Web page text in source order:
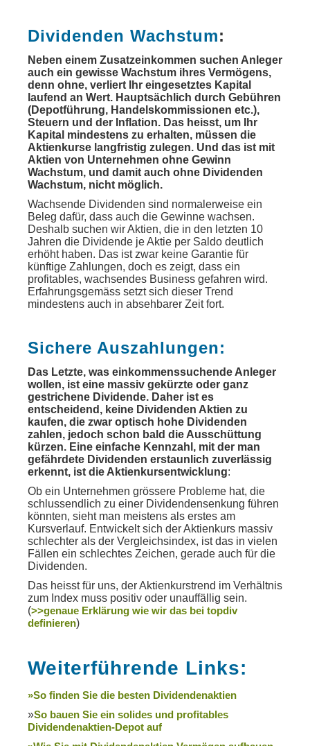
Dividenden Wachstum:
Neben einem Zusatzeinkommen suchen Anleger
auch ein gewisse Wachstum ihres Vermögens,
denn ohne, verliert Ihr eingesetztes Kapital
laufend an Wert. Hauptsächlich durch Gebühren
(Depotführung, Handelskommissionen etc.),
Steuern und der Inflation. Das heisst, um Ihr
Kapital mindestens zu erhalten, müssen die
Aktienkurse langfristig zulegen. Und das ist mit
Aktien von Unternehmen ohne Gewinn
Wachstum, und damit auch ohne Dividenden
Wachstum, nicht möglich.
Wachsende Dividenden sind normalerweise ein
Beleg dafür, dass auch die Gewinne wachsen.
Deshalb suchen wir Aktien, die in den letzten 10
Jahren die Dividende je Aktie per Saldo deutlich
erhöht haben. Das ist zwar keine Garantie für
künftige Zahlungen, doch es zeigt, dass ein
profitables, wachsendes Business gefahren wird.
Erfahrungsgemäss setzt sich dieser Trend
mindestens auch in absehbarer Zeit fort.
Sichere Auszahlungen:
Das Letzte, was einkommenssuchende Anleger
wollen, ist eine massiv gekürzte oder ganz
gestrichene Dividende. Daher ist es
entscheidend, keine Dividenden Aktien zu
kaufen, die zwar optisch hohe Dividenden
zahlen, jedoch schon bald die Ausschüttung
kürzen. Eine einfache Kennzahl, mit der man
gefährdete Dividenden erstaunlich zuverlässig
erkennt, ist die Aktienkursentwicklung:
Ob ein Unternehmen grössere Probleme hat, die
schlussendlich zu einer Dividendensenkung führen
könnten, sieht man meistens als erstes am
Kursverlauf. Entwickelt sich der Aktienkurs massiv
schlechter als der Vergleichsindex, ist das in vielen
Fällen ein schlechtes Zeichen, gerade auch für die
Dividenden.
Das heisst für uns, der Aktienkurstrend im Verhältnis
zum Index muss positiv oder unauffällig sein.
(>>genaue Erklärung wie wir das bei topdiv
definieren)
Weiterführende Links:
»So finden Sie die besten Dividendenaktien
»So bauen Sie ein solides und profitables
Dividendenaktien-Depot auf